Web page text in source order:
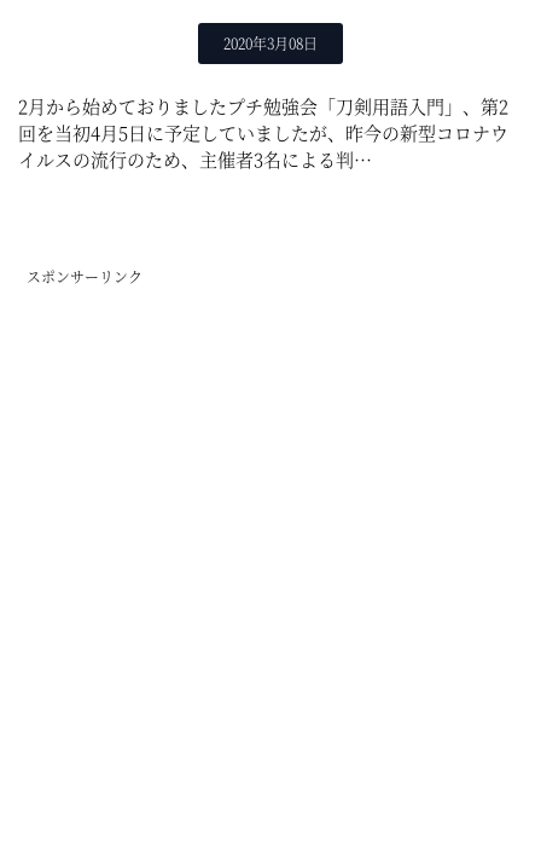
2020年3月08日
2月から始めておりましたプチ勉強会「刀剣用語入門」、第2
回を当初4月5日に予定していましたが、昨今の新型コロナウ
イルスの流行のため、主催者3名による判…
スポンサーリンク